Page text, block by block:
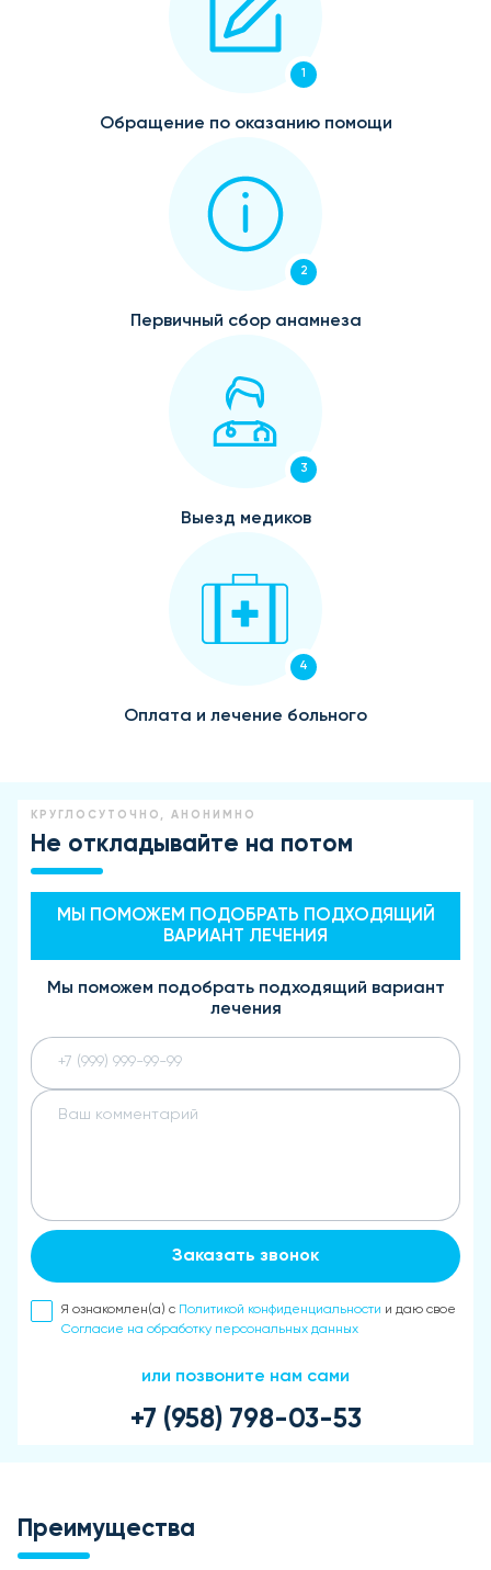
1
Обращение по оказанию помощи
2
Первичный сбор анамнеза
3
Выезд медиков
4
Оплата и лечение больного
КРУГЛОСУТОЧНО, АНОНИМНО
Не откладывайте на потом
МЫ ПОМОЖЕМ ПОДОБРАТЬ ПОДХОДЯЩИЙ
ВАРИАНТ ЛЕЧЕНИЯ
Мы поможем подобрать подходящий вариант
лечения
Заказать звонок
Я ознакомлен(а) с Политикой конфиденциальности и даю свое
Согласие на обработку персональных данных
или позвоните нам сами
+7 (958) 798-03-53
Преимущества